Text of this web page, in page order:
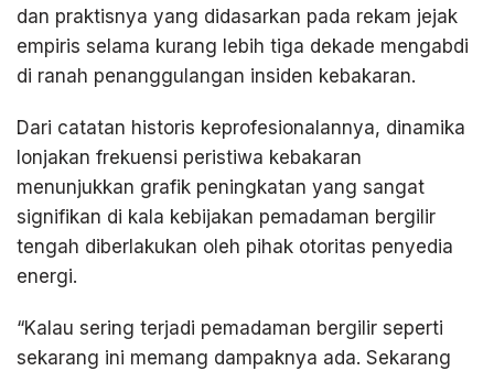
dan praktisnya yang didasarkan pada rekam jejak
empiris selama kurang lebih tiga dekade mengabdi
di ranah penanggulangan insiden kebakaran.
Dari catatan historis keprofesionalannya, dinamika
lonjakan frekuensi peristiwa kebakaran
menunjukkan grafik peningkatan yang sangat
signifikan di kala kebijakan pemadaman bergilir
tengah diberlakukan oleh pihak otoritas penyedia
energi.
“Kalau sering terjadi pemadaman bergilir seperti
sekarang ini memang dampaknya ada. Sekarang